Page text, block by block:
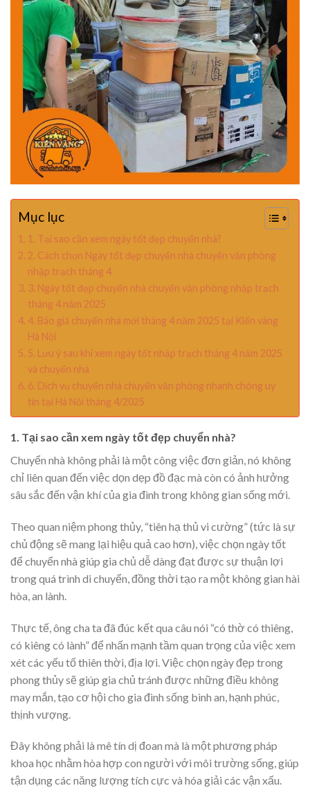
Mục lục
1. Tại sao cần xem ngày tốt đẹp chuyển nhà?
2. Cách chọn Ngày tốt đẹp chuyển nhà chuyển văn phòng
nhập trạch tháng 4
3. Ngày tốt đẹp chuyển nhà chuyển văn phòng nhập trạch
tháng 4 năm 2025
4. Báo giá chuyển nhà mới tháng 4 năm 2025 tại Kiến vàng
Hà Nội
5. Lưu ý sau khi xem ngày tốt nhập trạch tháng 4 năm 2025
và chuyển nhà
6. Dịch vụ chuyển nhà chuyển văn phòng nhanh chóng uy
tín tại Hà Nội tháng 4/2025
1. Tại sao cần xem ngày tốt đẹp chuyển nhà?
Chuyển nhà không phải là một công việc đơn giản, nó không
chỉ liên quan đến việc dọn dẹp đồ đạc mà còn có ảnh hưởng
sâu sắc đến vận khí của gia đình trong không gian sống mới.
Theo quan niệm phong thủy, “tiên hạ thủ vi cường” (tức là sự
chủ động sẽ mang lại hiệu quả cao hơn), việc chọn ngày tốt
để chuyển nhà giúp gia chủ dễ dàng đạt được sự thuận lợi
trong quá trình di chuyển, đồng thời tạo ra một không gian hài
hòa, an lành.
Thực tế, ông cha ta đã đúc kết qua câu nói “có thờ có thiêng,
có kiêng có lành” để nhấn mạnh tầm quan trọng của việc xem
xét các yếu tố thiên thời, địa lợi. Việc chọn ngày đẹp trong
phong thủy sẽ giúp gia chủ tránh được những điều không
may mắn, tạo cơ hội cho gia đình sống bình an, hạnh phúc,
thịnh vượng.
Đây không phải là mê tín dị đoan mà là một phương pháp
khoa học nhằm hòa hợp con người với môi trường sống, giúp
tận dụng các năng lượng tích cực và hóa giải các vận xấu.